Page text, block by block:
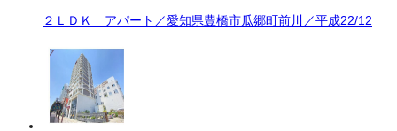
２ＬＤＫ アパート／愛知県豊橋市瓜郷町前川／平成22/12